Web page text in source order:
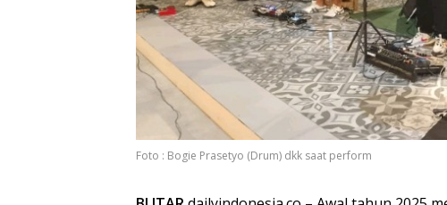
Foto : Bogie Prasetyo (Drum) dkk saat perform